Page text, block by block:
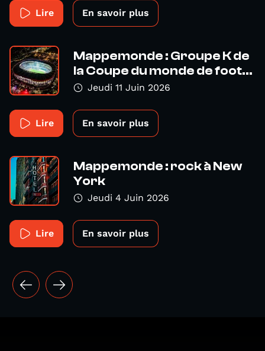
Lire En savoir plus
Mappemonde : Groupe K de
la Coupe du monde de foot...
Jeudi 11 Juin 2026
Lire En savoir plus
Mappemonde : rock à New
York
Jeudi 4 Juin 2026
Lire En savoir plus